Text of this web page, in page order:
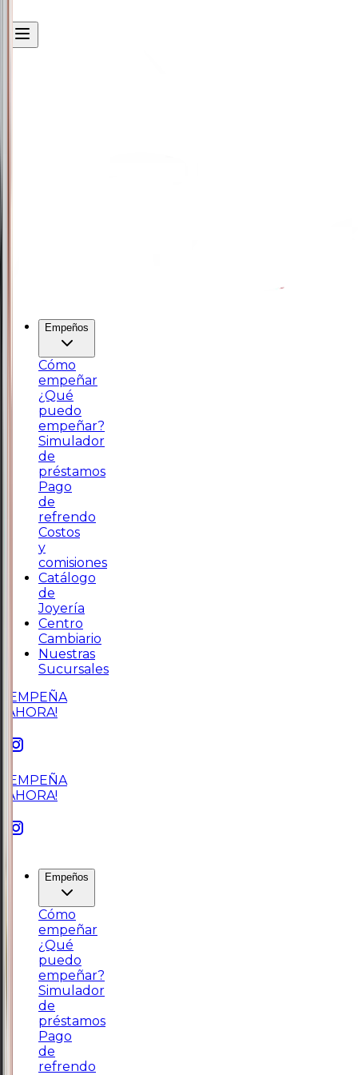
Empeños
Cómo
empeñar
¿Qué
puedo
empeñar?
Simulador
de
préstamos
Pago
de
refrendo
Costos
y
comisiones
Catálogo
de
Joyería
Centro
Cambiario
Nuestras
Sucursales
¡EMPEÑA
AHORA!
¡EMPEÑA
AHORA!
Empeños
Cómo
empeñar
¿Qué
puedo
empeñar?
Simulador
de
préstamos
Pago
de
refrendo